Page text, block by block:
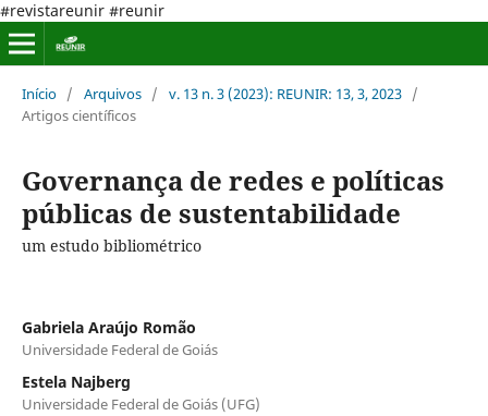
#revistareunir #reunir
Início / Arquivos / v. 13 n. 3 (2023): REUNIR: 13, 3, 2023 /
Artigos científicos
Governança de redes e políticas
públicas de sustentabilidade
um estudo bibliométrico
Gabriela Araújo Romão
Universidade Federal de Goiás
Estela Najberg
Universidade Federal de Goiás (UFG)